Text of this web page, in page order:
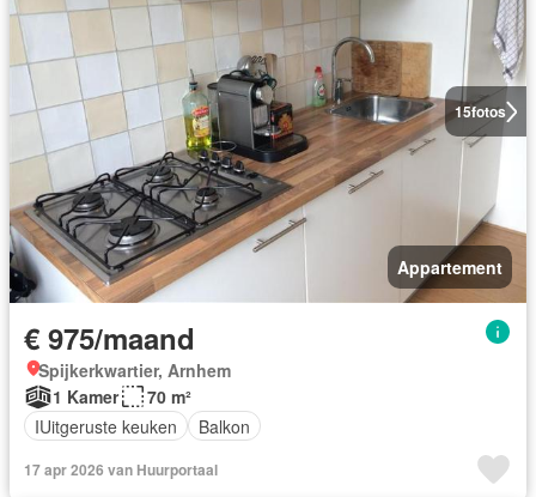
15fotos
Appartement
€ 975/maand
Spijkerkwartier, Arnhem
1 Kamer
70 m²
IUitgeruste keuken
Balkon
17 apr 2026 van Huurportaal